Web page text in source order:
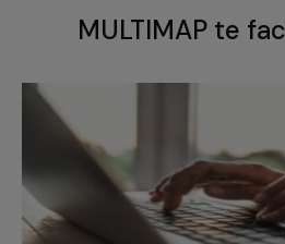
MULTIMAP te